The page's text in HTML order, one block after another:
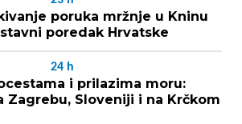
poruka mržnje u Kninu
poredak Hrvatske
24 h
i prilazima moru:
Zagrebu, Sloveniji i na Krčkom